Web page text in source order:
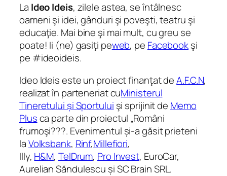
La Ideo Ideis, zilele astea, se întâlnesc
oameni şi idei, gânduri şi poveşti, teatru şi
educaţie. Mai bine şi mai mult, cu greu se
poate! Ii (ne) gasiţi peweb, pe Facebookşi
pe #ideoideis.
Ideo Ideis este un proiect finanţat deA.F.C.N,
realizat în parteneriat cuMinisterul
Tineretului și Sportului şi sprijinit de Memo
Plusca parte din proiectul „Români
frumoşi???. Evenimentul și-a găsit prieteni
laVolksbank, Rinf,Millefiori,
Illy, H&M, TelDrum, Pro Invest, EuroCar,
Aurelian Săndulescu și SC Brain SRL.